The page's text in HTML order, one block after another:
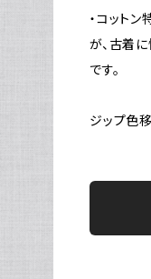
・コット
が、古着
です。
ジップ色移